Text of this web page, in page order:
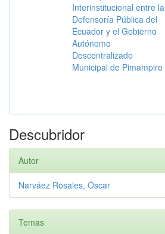
Interinstitucional entre la
Defensoría Pública del
Ecuador y el Gobierno
Autónomo
Descentralizado
Municipal de Pimampiro
Descubridor
Autor
Narváez Rosales, Óscar
Temas